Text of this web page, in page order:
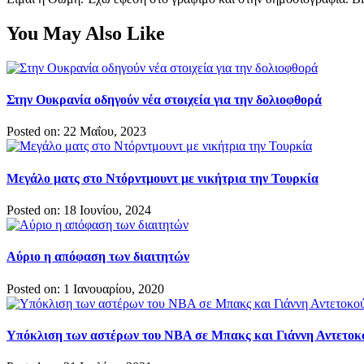
You May Also Like
Στην Ουκρανία οδηγούν νέα στοιχεία για την δολιοφθορά
Posted on: 22 Μαΐου, 2023
Μεγάλο ματς στο Ντόρντμουντ με νικήτρια την Τουρκία
Posted on: 18 Ιουνίου, 2024
Αύριο η απόφαση των διαιτητών
Posted on: 1 Ιανουαρίου, 2020
Υπόκλιση των αστέρων του NBA σε Μπακς και Γιάννη